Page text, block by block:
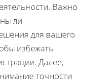
Важно
ли
для вашего
избежать
Далее,
точности